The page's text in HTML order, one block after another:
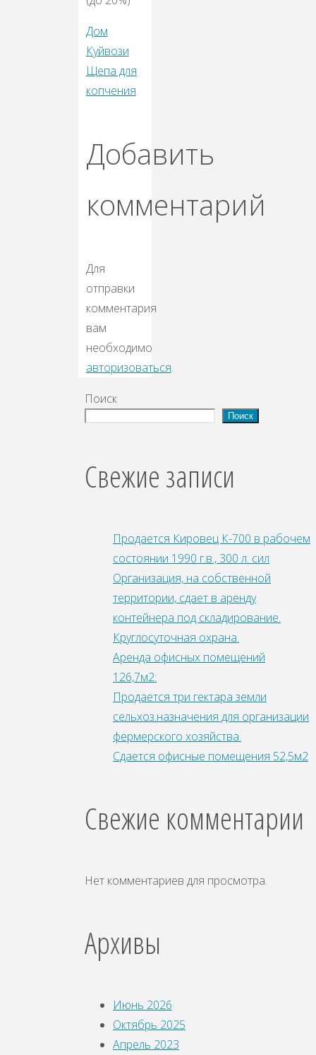
Дом
Куйвози
Щепа для
копчения
Добавить
комментарий
Для
отправки
комментария
вам
необходимо
авторизоваться.
Поиск
Поиск
Свежие записи
Продается Кировец К-700 в рабочем
состоянии 1990 г.в., 300 л. сил
Организация, на собственной
территории, сдает в аренду
контейнера под складирование.
Круглосуточная охрана.
Аренда офисных помещений
126,7м2:
Продается три гектара земли
сельхоз.назначения для организации
фepмepcкoгo xoзяйства.
Сдается офисные помещения 52,5м2
Свежие комментарии
Нет комментариев для просмотра.
Архивы
Июнь 2026
Октябрь 2025
Апрель 2023